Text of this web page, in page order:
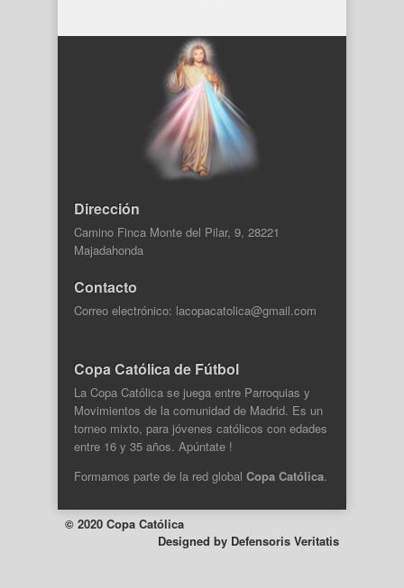
Dirección
Camino Finca Monte del Pilar, 9, 28221
Majadahonda
Contacto
Correo electrónico: lacopacatolica@gmail.com
Copa Católica de Fútbol
La Copa Católica se juega entre Parroquias y
Movimientos de la comunidad de Madrid. Es un
torneo mixto, para jóvenes católicos con edades
entre 16 y 35 años. Apúntate !
Formamos parte de la red global Copa Católica.
© 2020 Copa Católica
Designed by Defensoris Veritatis